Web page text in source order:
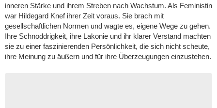
inneren Stärke und ihrem Streben nach Wachstum. Als Feministin
war Hildegard Knef ihrer Zeit voraus. Sie brach mit
gesellschaftlichen Normen und wagte es, eigene Wege zu gehen.
Ihre Schnoddrigkeit, ihre Lakonie und ihr klarer Verstand machten
sie zu einer faszinierenden Persönlichkeit, die sich nicht scheute,
ihre Meinung zu äußern und für ihre Überzeugungen einzustehen.